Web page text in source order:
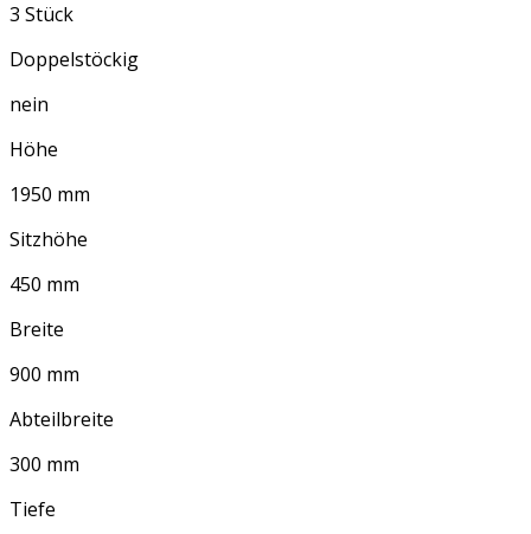
3 Stück
Doppelstöckig
nein
Höhe
1950 mm
Sitzhöhe
450 mm
Breite
900 mm
Abteilbreite
300 mm
Tiefe